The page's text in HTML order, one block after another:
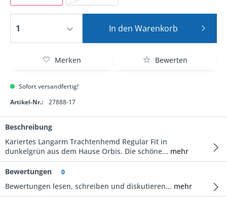
In den Warenkorb
Merken Bewerten
Sofort versandfertig!
Artikel-Nr.:
27888-17
Beschreibung
Kariertes Langarm Trachtenhemd Regular Fit in
dunkelgrün aus dem Hause Orbis. Die schöne... mehr
Bewertungen 0
Bewertungen lesen, schreiben und diskutieren... mehr